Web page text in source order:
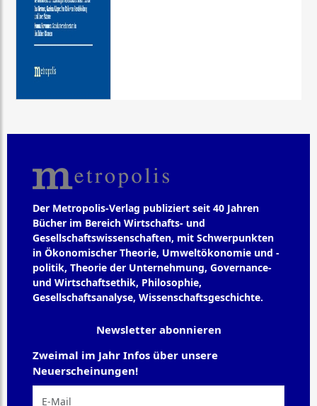
Der Metropolis-Verlag publiziert seit 40 Jahren
Bücher im Bereich Wirtschafts- und
Gesellschaftswissenschaften, mit Schwerpunkten
in Ökonomischer Theorie, Umweltökonomie und -
politik, Theorie der Unternehmung, Governance-
und Wirtschaftsethik, Philosophie,
Gesellschaftsanalyse, Wissenschaftsgeschichte.
Newsletter abonnieren
Zweimal im Jahr Infos über unsere
Neuerscheinungen!